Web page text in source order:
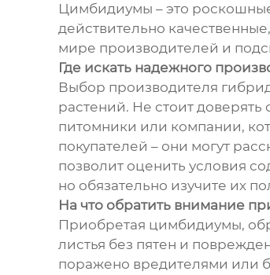
Цимбидиумы – это
действительно
мире производителей и
Где искать надежного
Выбор производителя
растений. Не стоит
питомники или компании,
покупателей – они могут
позволит оценить условия
но обязательно изучите их
На что обратить внимание
Приобретая цимбидиумы,
листья без пятен и
поражено вредителями или